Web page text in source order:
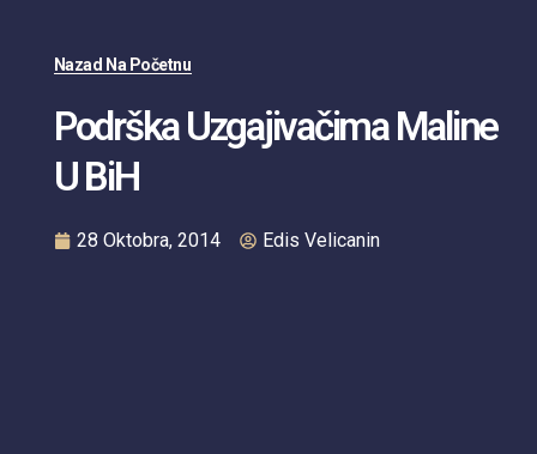
Nazad Na Početnu
Podrška Uzgajivačima Maline
U BiH
28 Oktobra, 2014 Edis Velicanin